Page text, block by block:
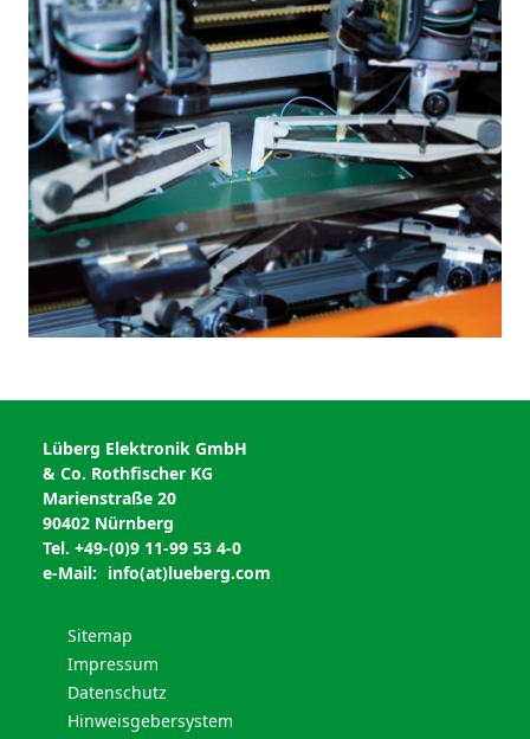
Lüberg Elektronik GmbH
& Co. Rothfischer KG
Marienstraße 20
90402 Nürnberg
Tel. +49-(0)9 11-99 53 4-0
e-Mail: info(at)lueberg.com
Sitemap
Impressum
Datenschutz
Hinweisgebersystem